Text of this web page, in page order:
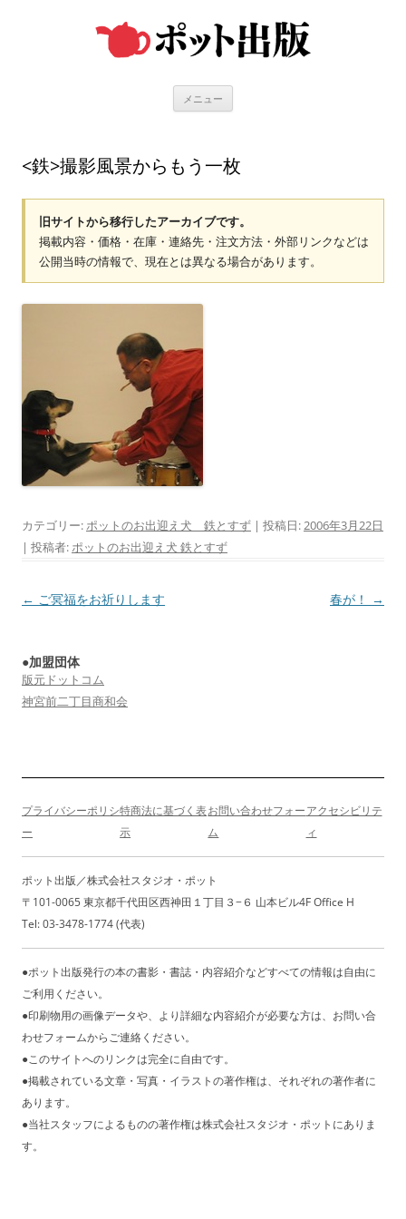
メニュー
<鉄>撮影風景からもう一枚
旧サイトから移行したアーカイブです。
掲載内容・価格・在庫・連絡先・注文方法・外部リンクなどは
公開当時の情報で、現在とは異なる場合があります。
カテゴリー: ポットのお出迎え犬 鉄とすず | 投稿日: 2006年3月22日
| 投稿者: ポットのお出迎え犬 鉄とすず
投
ビ
ゲ
ョ
ン
← ご冥福をお祈りします 春が！ →
●加盟団体
版元ドットコム
神宮前二丁目商和会
プライバシーポリシ
ー
特商法に基づく表
示
お問い合わせフォー
ム
アクセシビリテ
ィ
ポット出版／株式会社スタジオ・ポット
〒101-0065 東京都千代田区西神田１丁目３−６ 山本ビル4F Office H
Tel: 03-3478-1774 (代表)
●ポット出版発行の本の書影・書誌・内容紹介などすべての情報は自由に
ご利用ください。
●印刷物用の画像データや、より詳細な内容紹介が必要な方は、お問い合
わせフォームからご連絡ください。
●このサイトへのリンクは完全に自由です。
●掲載されている文章・写真・イラストの著作権は、それぞれの著作者に
あります。
●当社スタッフによるものの著作権は株式会社スタジオ・ポットにありま
す。